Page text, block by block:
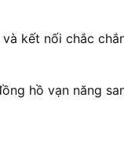
kết nối chắc
hồ vạn năng